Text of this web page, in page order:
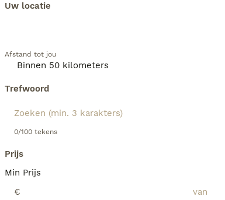
Uw locatie
Afstand tot jou
Trefwoord
0/100 tekens
Prijs
Min Prijs
€